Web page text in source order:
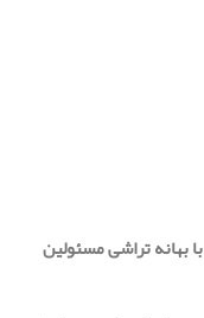
بهانه تراشی مسئولین